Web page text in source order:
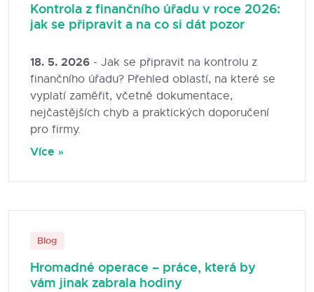
Kontrola z finančního úřadu v roce 2026:
jak se připravit a na co si dát pozor
18. 5. 2026 - Jak se připravit na kontrolu z
finančního úřadu? Přehled oblastí, na které se
vyplatí zaměřit, včetně dokumentace,
nejčastějších chyb a praktických doporučení
pro firmy.
Více »
Blog
Hromadné operace – práce, která by
vám jinak zabrala hodiny